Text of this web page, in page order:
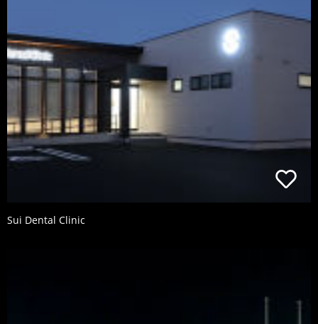
Sui Dental Clinic